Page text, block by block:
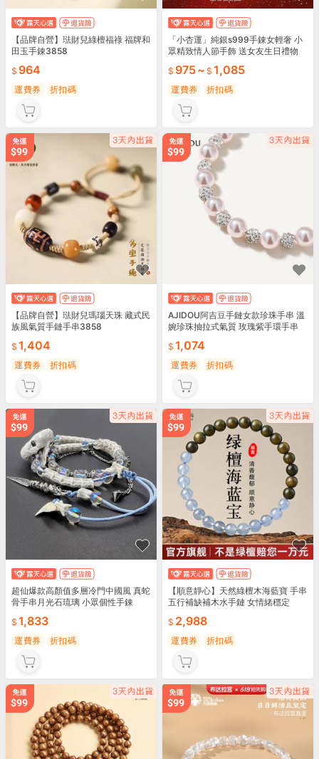
【品牌自營】琺財兒綠檀福祿 福牌和
田玉手錬3858
964
運費券 折扣碼
「小杏運」純銀s999手錬女輕奢 小
眾精致情人節手飾 送女友生日禮物
975~ 1,085
運費券 折扣碼
【品牌自營】琺財兒瑪瑙天珠 藏式民
族風氣質手鏈手串3858
1,404
運費券 折扣碼
AJIDOU阿吉豆手鏈女款珍珠手串 溫
婉珍珠抽拉式氣質 玫瑰紫手環手串
1,074
運費券 折扣碼
超仙爆款高顏值多層冷門中國風 真蛇
骨手串月光石琉璃 小眾個性手錬
1,833
運費券 折扣碼
【順意靜心】天然綠檀木海藍寶 手串
五行補缺補木水手鏈 女情緒穩定
2,988
運費券 折扣碼